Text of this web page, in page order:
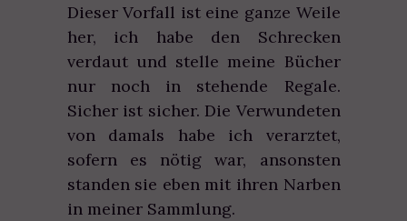
Dieser Vorfall ist eine ganze Weile
her, ich habe den Schrecken
verdaut und stelle meine Bücher
nur noch in stehende Regale.
Sicher ist sicher. Die Verwundeten
von damals habe ich verarztet,
sofern es nötig war, ansonsten
standen sie eben mit ihren Narben
in meiner Sammlung.